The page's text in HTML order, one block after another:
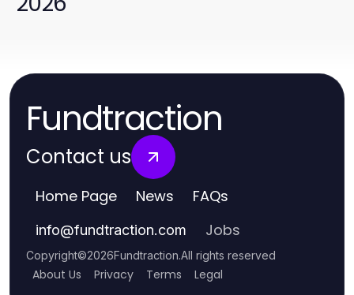
Fundtraction
Contact us
Home Page News FAQs
info@fundtraction.com Jobs
Copyright©2026Fundtraction.All rights reserved
About Us Privacy Terms Legal